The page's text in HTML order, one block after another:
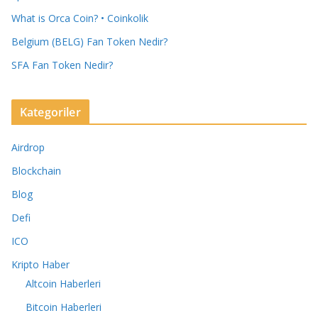
What is Orca Coin? • Coinkolik
Belgium (BELG) Fan Token Nedir?
SFA Fan Token Nedir?
Kategoriler
Airdrop
Blockchain
Blog
Defi
ICO
Kripto Haber
Altcoin Haberleri
Bitcoin Haberleri